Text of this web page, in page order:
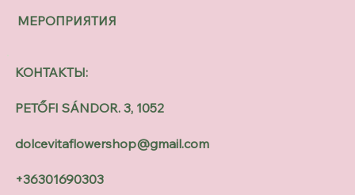
МЕРОПРИЯТИЯ
КОНТАКТЫ:
PETŐFI SÁNDOR. 3, 1052
dolcevitaflowershop@gmail.com
+36301690303